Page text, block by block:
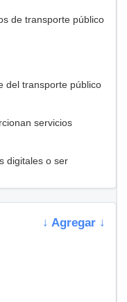
de transporte público
del transporte público
servicios
digitales o ser
↓ Agregar ↓